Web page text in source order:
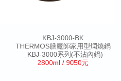
KBJ-3000-BK
THERMOS膳魔師家用型燜燒鍋
_KBJ-3000系列(不沾內鍋)
2800ml / 9050元